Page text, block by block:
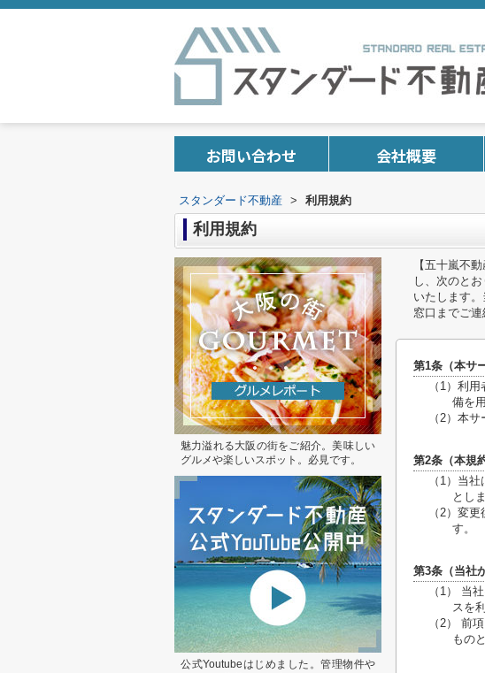
お問い合わせ 会社概要
スタンダード不動産 > 利用規約
利用規約
【五十嵐不
し、次のと
いたします
窓口までご連
第1条（本サ
（1）利
備を
（2）本
第2条（本規
（1）当
とし
（2）変
す。
第3条（当社
（1） 当
スを
（2） 前
もの
魅力溢れる大阪の街をご紹介。美味しい
グルメや楽しいスポット。必見です。
公式Youtubeはじめました。管理物件や